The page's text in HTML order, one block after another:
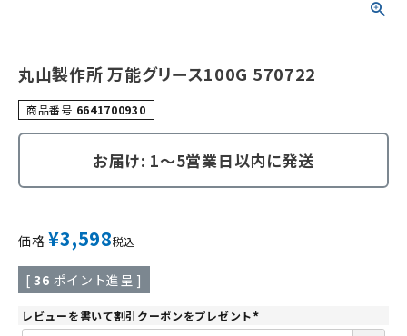
丸山製作所 万能グリース100G 570722
商品番号 6641700930
お届け: 1～5営業日以内に発送
価格 ¥3,598税込
[ 36 ポイント進呈 ]
レビューを書いて割引クーポンをプレゼント
(